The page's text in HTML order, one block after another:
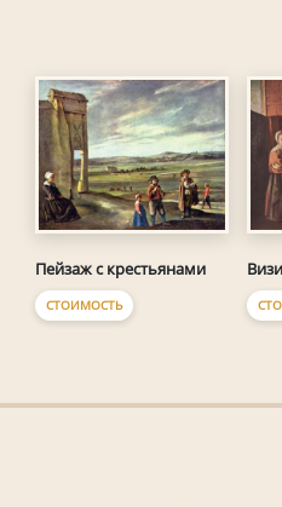
Пейзаж с крестьянами
СТОИМОСТЬ